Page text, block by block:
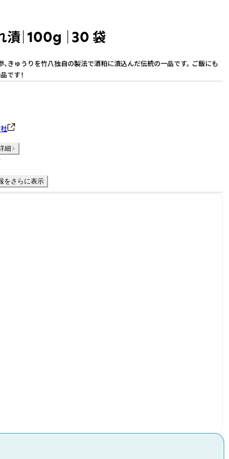
漬｜100g ｜30 袋
、きゅうりを竹八独自の製法で酒粕に漬込んだ伝統の一品です。 ご飯にも
です！
細
をさらに表示